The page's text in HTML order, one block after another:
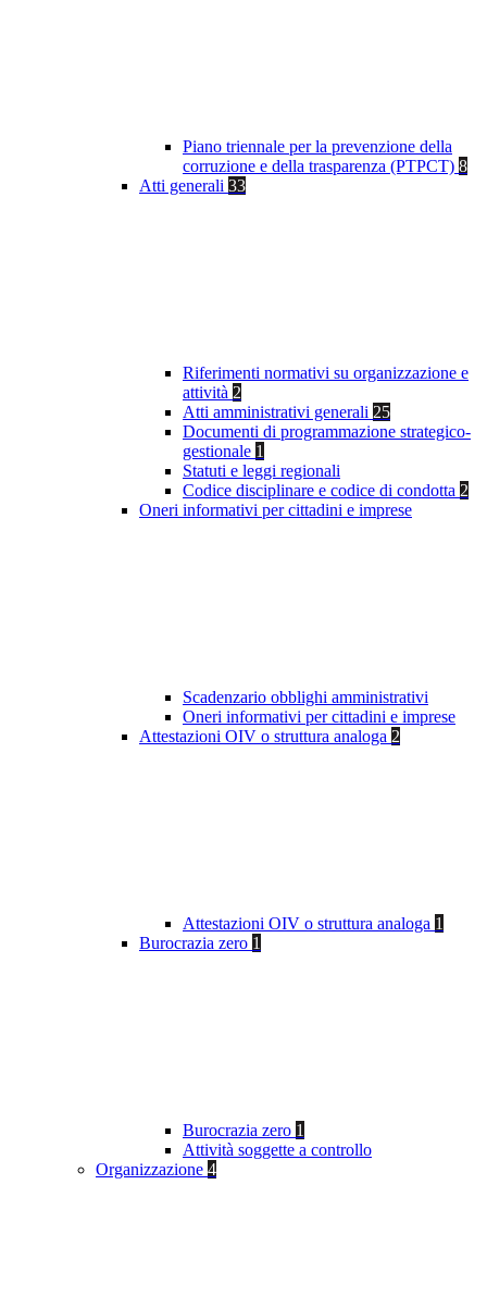
Piano triennale per la prevenzione della
corruzione e della trasparenza (PTPCT) 8
Atti generali 33
Riferimenti normativi su organizzazione e
attività 2
Atti amministrativi generali 25
Documenti di programmazione strategico-
gestionale 1
Statuti e leggi regionali
Codice disciplinare e codice di condotta 2
Oneri informativi per cittadini e imprese
Scadenzario obblighi amministrativi
Oneri informativi per cittadini e imprese
Attestazioni OIV o struttura analoga 2
Attestazioni OIV o struttura analoga 1
Burocrazia zero 1
Burocrazia zero 1
Attività soggette a controllo
Organizzazione 4